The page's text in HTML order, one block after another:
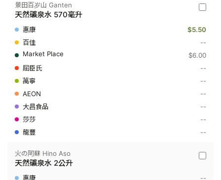
景
百
岁
山
-
礦
水
570
升
景田百岁山 Ganten
天然礦泉水 570毫升
$5.50
--
$6.00
--
--
--
--
--
--
火
火の阿蘇 Hino Aso
天然礦泉水 2公升
--